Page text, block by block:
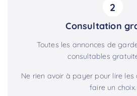
2
Consultation
Toutes les annonces de
consultables
Ne rien avoir à payer pour lire les
faire un choix.